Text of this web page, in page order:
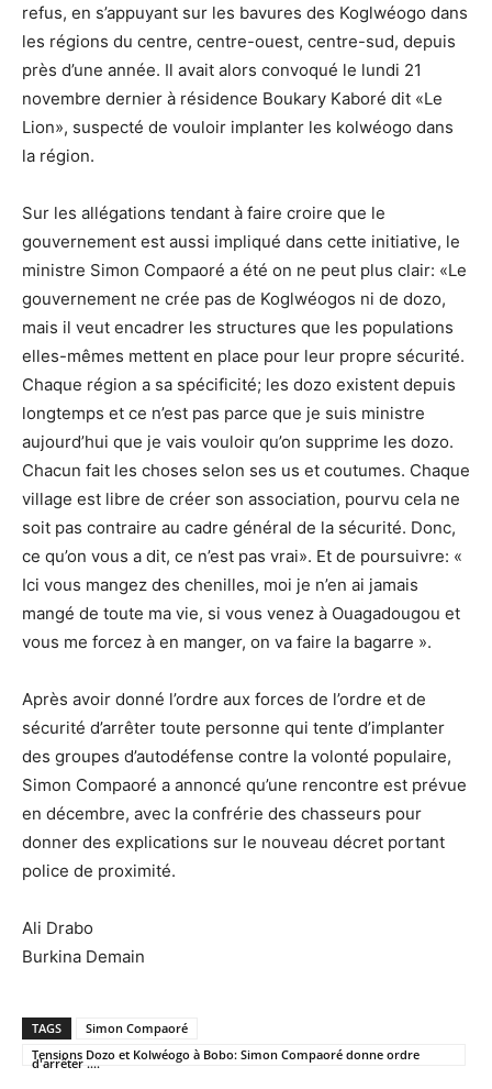
refus, en s’appuyant sur les bavures des Koglwéogo dans
les régions du centre, centre-ouest, centre-sud, depuis
près d’une année. Il avait alors convoqué le lundi 21
novembre dernier à résidence Boukary Kaboré dit «Le
Lion», suspecté de vouloir implanter les kolwéogo dans
la région.
Sur les allégations tendant à faire croire que le
gouvernement est aussi impliqué dans cette initiative, le
ministre Simon Compaoré a été on ne peut plus clair: «Le
gouvernement ne crée pas de Koglwéogos ni de dozo,
mais il veut encadrer les structures que les populations
elles-mêmes mettent en place pour leur propre sécurité.
Chaque région a sa spécificité; les dozo existent depuis
longtemps et ce n’est pas parce que je suis ministre
aujourd’hui que je vais vouloir qu’on supprime les dozo.
Chacun fait les choses selon ses us et coutumes. Chaque
village est libre de créer son association, pourvu cela ne
soit pas contraire au cadre général de la sécurité. Donc,
ce qu’on vous a dit, ce n’est pas vrai». Et de poursuivre: «
Ici vous mangez des chenilles, moi je n’en ai jamais
mangé de toute ma vie, si vous venez à Ouagadougou et
vous me forcez à en manger, on va faire la bagarre ».
Après avoir donné l’ordre aux forces de l’ordre et de
sécurité d’arrêter toute personne qui tente d’implanter
des groupes d’autodéfense contre la volonté populaire,
Simon Compaoré a annoncé qu’une rencontre est prévue
en décembre, avec la confrérie des chasseurs pour
donner des explications sur le nouveau décret portant
police de proximité.
Ali Drabo
Burkina Demain
TAGS
Simon Compaoré
Tensions Dozo et Kolwéogo à Bobo: Simon Compaoré donne ordre
d'arrêter ....